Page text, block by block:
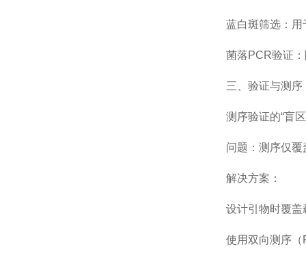
蓝白斑筛选：用
菌落PCR验证：
三、验证与测序
测序验证的“盲区
问题：测序仅覆
解决方案：
设计引物时覆盖
使用双向测序（